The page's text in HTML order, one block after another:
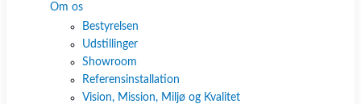
Om os
Bestyrelsen
Udstillinger
Showroom
Referensinstallation
Vision, Mission, Miljø og Kvalitet